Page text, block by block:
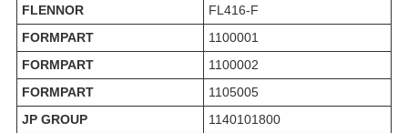
FLENNOR
FL416-F
FORMPART
1100001
FORMPART
1100002
FORMPART
1105005
JP GROUP
1140101800